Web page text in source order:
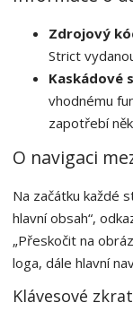
Zdrojový
Strict
Kaskádové
vhodnému
zapotřebí
O navigaci
Na začátku každé
hlavní obsah“,
„Přeskočit na
loga, dále hlavní
Klávesové